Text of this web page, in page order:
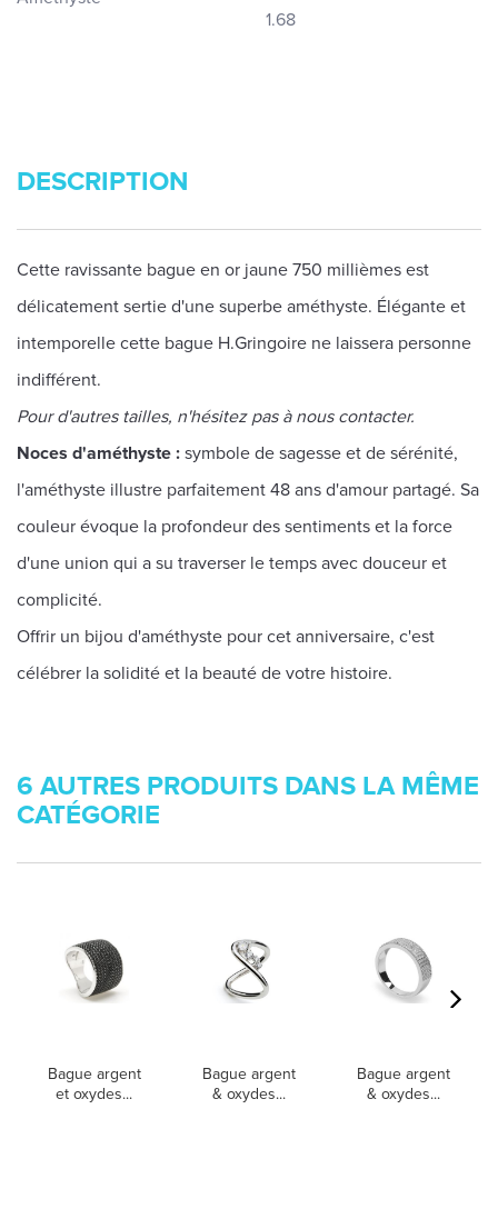
1.68
DESCRIPTION
Cette ravissante bague en or jaune 750 millièmes est
délicatement sertie d'une superbe améthyste. Élégante et
intemporelle cette bague H.Gringoire ne laissera personne
indifférent.
Pour d'autres tailles, n'hésitez pas à nous contacter.
Noces d'améthyste : symbole de sagesse et de sérénité,
l'améthyste illustre parfaitement 48 ans d'amour partagé. Sa
couleur évoque la profondeur des sentiments et la force
d'une union qui a su traverser le temps avec douceur et
complicité.
Offrir un bijou d'améthyste pour cet anniversaire, c'est
célébrer la solidité et la beauté de votre histoire.
6 AUTRES PRODUITS DANS LA MÊME
CATÉGORIE
Bague argent
et oxydes...
Bague argent
& oxydes...
Bague argent
& oxydes...